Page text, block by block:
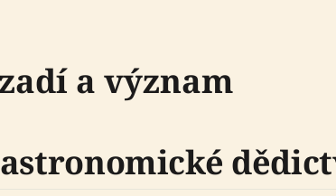
a význam